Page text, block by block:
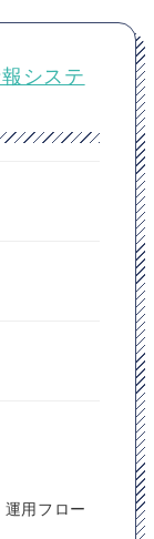
システ
用フロー